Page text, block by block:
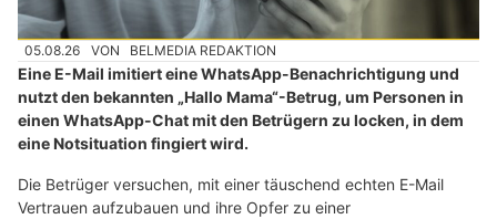
05.08.26 VON BELMEDIA REDAKTION
Eine E-Mail imitiert eine WhatsApp-Benachrichtigung und
nutzt den bekannten „Hallo Mama“-Betrug, um Personen in
einen WhatsApp-Chat mit den Betrügern zu locken, in dem
eine Notsituation fingiert wird.
Die Betrüger versuchen, mit einer täuschend echten E-Mail
Vertrauen aufzubauen und ihre Opfer zu einer